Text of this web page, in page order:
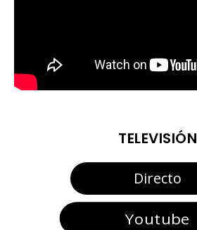
TELEVISIÓN
Directo
Youtube